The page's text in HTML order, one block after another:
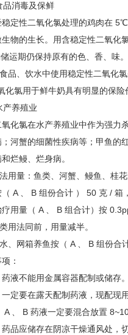
品消毒及保鲜
性二氧化氯处理的鸡肉在 5℃
物的生长。用含稳定性二氧化
运期仍保持原有的色、香、味。
、饮水中使用稳定性二氧化氯
化氯用于鲜牛奶具有明显的保
产养殖业
氯在水产养殖业中作为强力杀
河蟹的细菌性疾病等；甲鱼的
烂鳗、烂身病。
量：鱼类、河蟹、鳗鱼、桂花
（ A 、 B 组份合计 ） 50 克 /
疗用量（ A 、 B 组合计）按
法同前，用量减半。
网箱养鱼按（ A 、 B 组份合
：
液不能用金属容器配制或储存。
定要在露天配制药液，现配现用
、 B 药液一定要混合放置
品应储存在阴凉干燥通风处，